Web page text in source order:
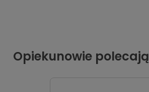
Opiekunowie polecają